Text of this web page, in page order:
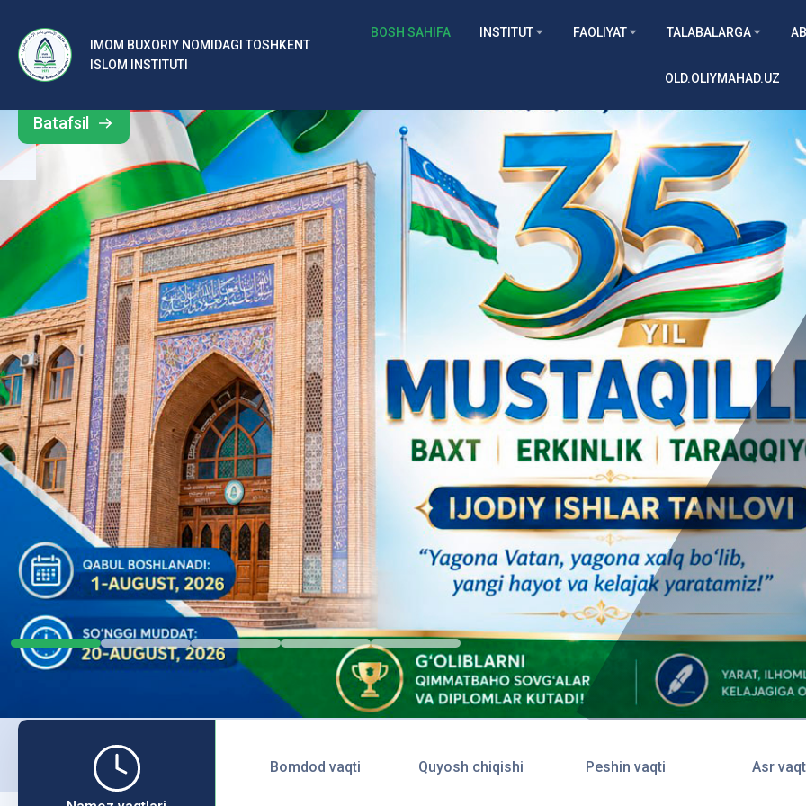
IMOM BUXORIY NOMIDAGI TOSHKENT
ISLOM INSTITUTI
BOSH SAHIFA INSTITUT FAOLIYAT TALABALARGA
OLD.OLIYMAHAD.UZ
Bomdod vaqti Quyosh chiqishi Peshin vaqti Asr